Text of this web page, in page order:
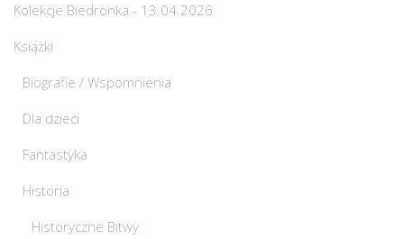
Kolekcje Biedronka - 13.04.2026
Książki
Biografie / Wspomnienia
Dla dzieci
Fantastyka
Historia
Historyczne Bitwy